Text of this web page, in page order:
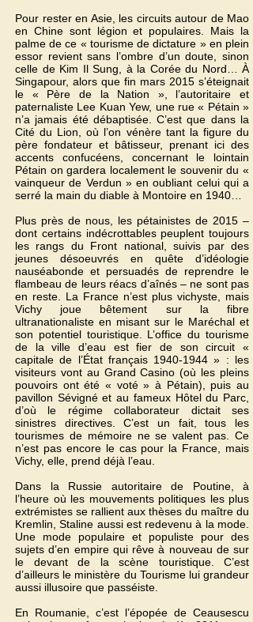
Pour rester en Asie, les circuits autour de Mao
en Chine sont légion et populaires. Mais la
palme de ce « tourisme de dictature » en plein
essor revient sans l’ombre d’un doute, sinon
celle de Kim Il Sung, à la Corée du Nord… À
Singapour, alors que fin mars 2015 s’éteignait
le « Père de la Nation », l’autoritaire et
paternaliste Lee Kuan Yew, une rue « Pétain »
n’a jamais été débaptisée. C’est que dans la
Cité du Lion, où l’on vénère tant la figure du
père fondateur et bâtisseur, prenant ici des
accents confucéens, concernant le lointain
Pétain on gardera localement le souvenir du «
vainqueur de Verdun » en oubliant celui qui a
serré la main du diable à Montoire en 1940…
Plus près de nous, les pétainistes de 2015 –
dont certains indécrottables peuplent toujours
les rangs du Front national, suivis par des
jeunes désoeuvrés en quête d’idéologie
nauséabonde et persuadés de reprendre le
flambeau de leurs réacs d’aînés – ne sont pas
en reste. La France n’est plus vichyste, mais
Vichy joue bêtement sur la fibre
ultranationaliste en misant sur le Maréchal et
son potentiel touristique. L’office du tourisme
de la ville d’eau est fier de son circuit «
capitale de l’État français 1940-1944 » : les
visiteurs vont au Grand Casino (où les pleins
pouvoirs ont été « voté » à Pétain), puis au
pavillon Sévigné et au fameux Hôtel du Parc,
d’où le régime collaborateur dictait ses
sinistres directives. C’est un fait, tous les
tourismes de mémoire ne se valent pas. Ce
n’est pas encore le cas pour la France, mais
Vichy, elle, prend déjà l’eau.
Dans la Russie autoritaire de Poutine, à
l’heure où les mouvements politiques les plus
extrémistes se rallient aux thèses du maître du
Kremlin, Staline aussi est redevenu à la mode.
Une mode populaire et populiste pour des
sujets d’en empire qui rêve à nouveau de sur
le devant de la scène touristique. C’est
d’ailleurs le ministère du Tourisme lui grandeur
aussi illusoire que passéiste.
En Roumanie, c’est l’épopée de Ceausescu